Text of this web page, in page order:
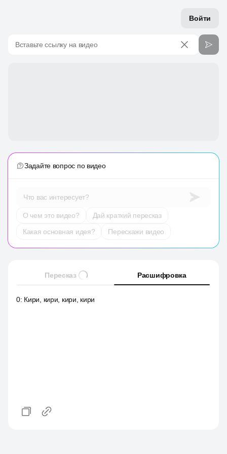
Войти
Вставьте ссылку на видео
Задайте вопрос по видео
Что вас интересует?
О чем это видео?
Дай краткий пересказ
Какая основная идея?
Перескажи видео
Пересказ Расшифровка
0: Кири, кири, кири, кири